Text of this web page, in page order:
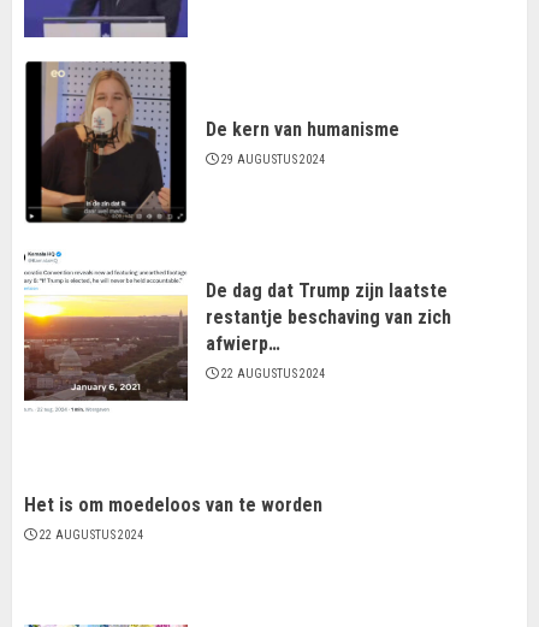
De kern van humanisme
29 AUGUSTUS 2024
De dag dat Trump zijn laatste
restantje beschaving van zich
afwierp…
22 AUGUSTUS 2024
Het is om moedeloos van te worden
22 AUGUSTUS 2024